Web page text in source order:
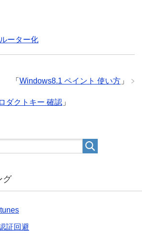
ルーター化
「 Windows8.1 ペイント 使い方 」
ダクトキー 確認 」
グ
証回避